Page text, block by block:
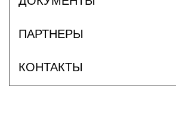
ПАРТНЕРЫ
КОНТАКТЫ